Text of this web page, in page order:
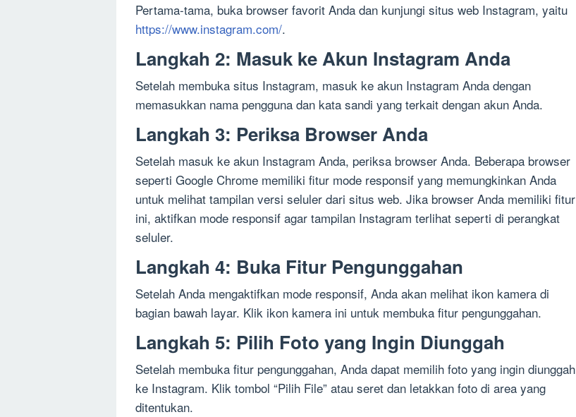
Pertama-tama, buka browser favorit Anda dan kunjungi situs web Instagram, yaitu
https://www.instagram.com/.
Langkah 2: Masuk ke Akun Instagram Anda
Setelah membuka situs Instagram, masuk ke akun Instagram Anda dengan
memasukkan nama pengguna dan kata sandi yang terkait dengan akun Anda.
Langkah 3: Periksa Browser Anda
Setelah masuk ke akun Instagram Anda, periksa browser Anda. Beberapa browser
seperti Google Chrome memiliki fitur mode responsif yang memungkinkan Anda
untuk melihat tampilan versi seluler dari situs web. Jika browser Anda memiliki fitur
ini, aktifkan mode responsif agar tampilan Instagram terlihat seperti di perangkat
seluler.
Langkah 4: Buka Fitur Pengunggahan
Setelah Anda mengaktifkan mode responsif, Anda akan melihat ikon kamera di
bagian bawah layar. Klik ikon kamera ini untuk membuka fitur pengunggahan.
Langkah 5: Pilih Foto yang Ingin Diunggah
Setelah membuka fitur pengunggahan, Anda dapat memilih foto yang ingin diunggah
ke Instagram. Klik tombol “Pilih File” atau seret dan letakkan foto di area yang
ditentukan.